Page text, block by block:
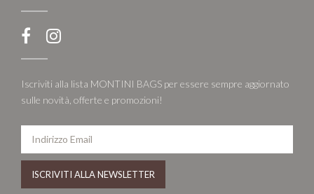
Iscriviti alla lista MONTINI BAGS per essere sempre aggiornato
sulle novità, offerte e promozioni!